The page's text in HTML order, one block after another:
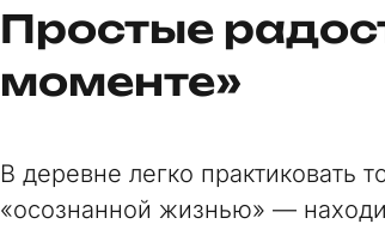
Простые
моменте»
В деревне легко практиковать
«осознанной жизнью» —